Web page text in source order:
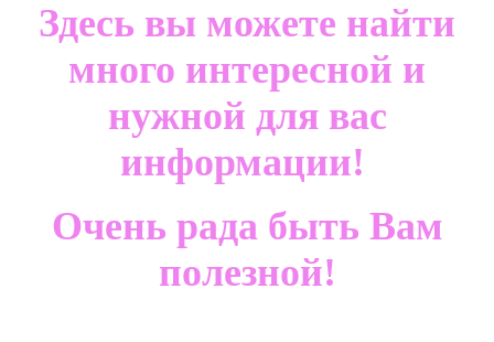
Здесь вы можете найти
много интересной и
нужной для вас
информации!
Очень рада быть Вам
полезной!